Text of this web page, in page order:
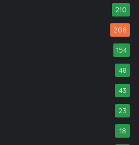
210
208
154
48
43
23
18